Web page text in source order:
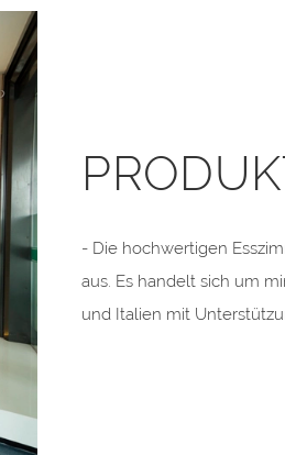
- Die hochwertigen
aus. Es handelt sich um
und Italien mit